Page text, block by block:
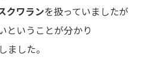
クワランを扱っていましたが
ということが分かり
ました。